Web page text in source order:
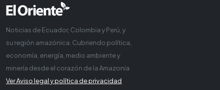
Noticias de Ecuador, Colombia y Perú, y
su región amazónica. Cubriendo política,
economía, energía, medio ambiente y
minería desde el corazón de la Amazonía
Ver Aviso legal y política de privacidad